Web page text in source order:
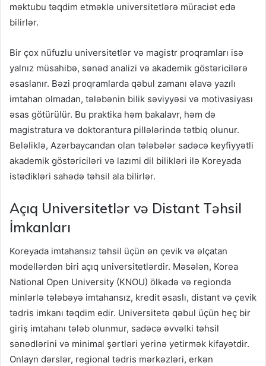
məktubu təqdim etməklə universitetlərə müraciət edə
bilirlər.
Bir çox nüfuzlu universitetlər və magistr proqramları isə
yalnız müsahibə, sənəd analizi və akademik göstəricilərə
əsaslanır. Bəzi proqramlarda qəbul zamanı əlavə yazılı
imtahan olmadan, tələbənin bilik səviyyəsi və motivasiyası
əsas götürülür. Bu praktika həm bakalavr, həm də
magistratura və doktorantura pillələrində tətbiq olunur.
Beləliklə, Azərbaycandan olan tələbələr sadəcə keyfiyyətli
akademik göstəriciləri və lazımi dil bilikləri ilə Koreyada
istədikləri sahədə təhsil ala bilirlər.
Açıq Universitetlər və Distant Təhsil
İmkanları
Koreyada imtahansız təhsil üçün ən çevik və əlçatan
modellərdən biri açıq universitetlərdir. Məsələn, Korea
National Open University (KNOU) ölkədə və regionda
minlərlə tələbəyə imtahansız, kredit əsaslı, distant və çevik
tədris imkanı təqdim edir. Universitetə qəbul üçün heç bir
giriş imtahanı tələb olunmur, sadəcə əvvəlki təhsil
sənədlərini və minimal şərtləri yerinə yetirmək kifayətdir.
Onlayn dərslər, regional tədris mərkəzləri, erkən